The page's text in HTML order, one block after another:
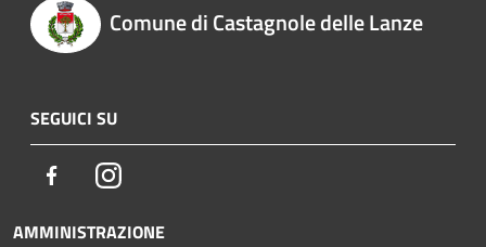
Comune di Castagnole delle Lanze
SEGUICI SU
FacebookInstagram
AMMINISTRAZIONE